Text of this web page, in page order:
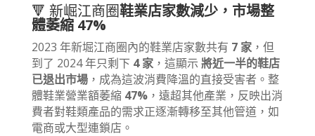
🔻 新崛江商圈鞋業店家數減少，市場整
體萎縮 47%
2023 年新堀江商圈內的鞋業店家數共有 7 家，但
到了 2024 年只剩下 4 家，這顯示 將近一半的鞋店
已退出市場，成為這波消費降溫的直接受害者。整
體鞋業營業額萎縮 47%，遠超其他產業，反映出消
費者對鞋類產品的需求正逐漸轉移至其他管道，如
電商或大型連鎖店。